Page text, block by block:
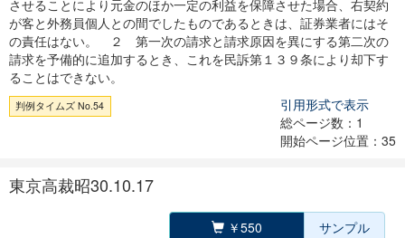
させることにより元金のほか一定の利益を保障させた場合、右契約
が客と外務員個人との間でしたものであるときは、証券業者にはそ
の責任はない。 ２ 第一次の請求と請求原因を異にする第二次の
請求を予備的に追加するとき、これを民訴第１３９条により却下す
ることはできない。
判例タイムズ No.54
引用形式で表示
総ページ数：1
開始ページ位置：35
東京高裁昭30.10.17
￥550 サンプル